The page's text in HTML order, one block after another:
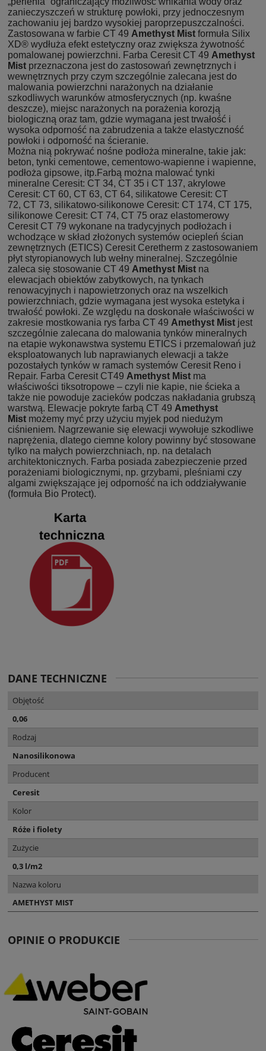
zanieczyszczeń w strukturę powłoki, przy jednoczesnym
zachowaniu jej bardzo wysokiej paroprzepuszczalności.
Zastosowana w farbie CT 49 Amethyst Mist formuła Silix
XD® wydłuża efekt estetyczny oraz zwiększa żywotność
pomalowanej powierzchni. Farba Ceresit CT 49 Amethyst
Mist przeznaczona jest do zastosowań zewnętrznych i
wewnętrznych przy czym szczególnie zalecana jest do
malowania powierzchni narażonych na działanie
szkodliwych warunków atmosferycznych (np. kwaśne
deszcze), miejsc narażonych na porażenia korozją
biologiczną oraz tam, gdzie wymagana jest trwałość i
wysoka odporność na zabrudzenia a także elastyczność
powłoki i odporność na ścieranie.
Można nią pokrywać nośne podłoża mineralne, takie jak:
beton, tynki cementowe, cementowo-wapienne i wapienne,
podłoża gipsowe, itp.Farbą można malować tynki
mineralne Ceresit: CT 34, CT 35 i CT 137, akrylowe
Ceresit: CT 60, CT 63, CT 64, silikatowe Ceresit: CT
72, CT 73, silikatowo-silikonowe Ceresit: CT 174, CT 175,
silikonowe Ceresit: CT 74, CT 75 oraz elastomerowy
Ceresit CT 79 wykonane na tradycyjnych podłożach i
wchodzące w skład złożonych systemów ociepleń ścian
zewnętrznych (ETICS) Ceresit Ceretherm z zastosowaniem
płyt styropianowych lub wełny mineralnej. Szczególnie
zaleca się stosowanie CT 49 Amethyst Mist na
elewacjach obiektów zabytkowych, na tynkach
renowacyjnych i napowietrzonych oraz na wszelkich
powierzchniach, gdzie wymagana jest wysoka estetyka i
trwałość powłoki. Ze względu na doskonałe właściwości w
zakresie mostkowania rys farba CT 49 Amethyst Mist jest
szczególnie zalecana do malowania tynków mineralnych
na etapie wykonawstwa systemu ETICS i przemalowań już
eksploatowanych lub naprawianych elewacji a także
pozostałych tynków w ramach systemów Ceresit Reno i
Repair. Farba Ceresit CT49 Amethyst Mist ma
właściwości tiksotropowe – czyli nie kapie, nie ścieka a
także nie powoduje zacieków podczas nakładania grubszą
warstwą. Elewacje pokryte farbą CT 49 Amethyst
Mist możemy myć przy użyciu myjek pod niedużym
ciśnieniem. Nagrzewanie się elewacji wywołuje szkodliwe
naprężenia, dlatego ciemne kolory powinny być stosowane
tylko na małych powierzchniach, np. na detalach
architektonicznych. Farba posiada zabezpieczenie przed
porażeniami biologicznymi, np. grzybami, pleśniami czy
algami zwiększające jej odporność na ich oddziaływanie
(formuła Bio Protect).
DANE TECHNICZNE
Objętość
0,06
Rodzaj
Nanosilikonowa
Producent
Ceresit
Kolor
Róże i fiolety
Zużycie
0,3 l/m2
Nazwa koloru
AMETHYST MIST
OPINIE O PRODUKCIE